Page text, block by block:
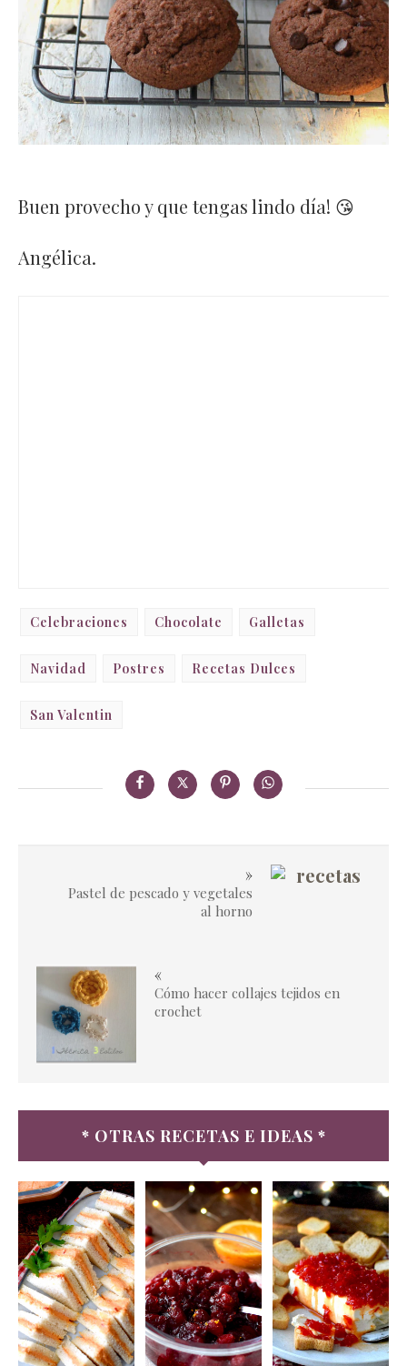
Buen provecho y que tengas lindo día! 😘
Angélica.
Celebraciones Chocolate Galletas
Navidad Postres Recetas Dulces
San Valentin
»
Pastel de pescado y vegetales
al horno
«
Cómo hacer collajes tejidos en
crochet
* OTRAS RECETAS E IDEAS *